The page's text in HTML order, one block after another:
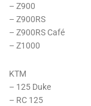
– Z900
– Z900RS
– Z900RS Café
– Z1000
KTM
– 125 Duke
– RC 125